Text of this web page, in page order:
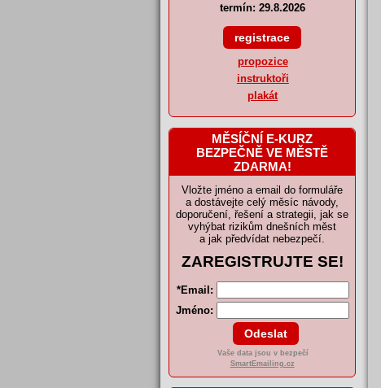
termín: 29.8.2026
propozice
instruktoři
plakát
MĚSÍČNÍ E-KURZ
BEZPEČNĚ VE MĚSTĚ
ZDARMA!
Vložte jméno a email do formuláře
a dostávejte celý měsíc návody,
doporučení, řešení a strategii, jak se
vyhýbat rizikům dnešních měst
a jak předvídat nebezpečí.
ZAREGISTRUJTE SE!
*Email:
Jméno:
Vaše data jsou v bezpečí
SmartEmailing.cz